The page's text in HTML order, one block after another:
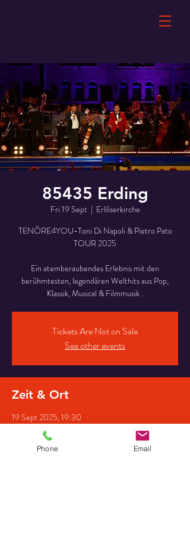
85435 Erding
Fri 19 Sept
  |
Erlöserkirche
TENÖRE4YOU-Toni Di Napoli & Pietro Pato
TOUR 2025
Ein atemberaubendes Erlebnis mit den
berühmtesten, legendären Welthits aus Pop,
Klassik, Musical & Filmmusik .
Tickets Are Not on Sale
See other events
Zeit & Ort
19 Sept 2025, 19:30
Erlöserkirche, Friedrichstraße 11, 85435 Erding,
Deutschland
Phone Email